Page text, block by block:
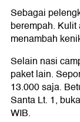
Sebagai
berempah.
menambah
Selain nasi
paket lain.
13.000 saja.
Santa Lt. 1,
WIB.